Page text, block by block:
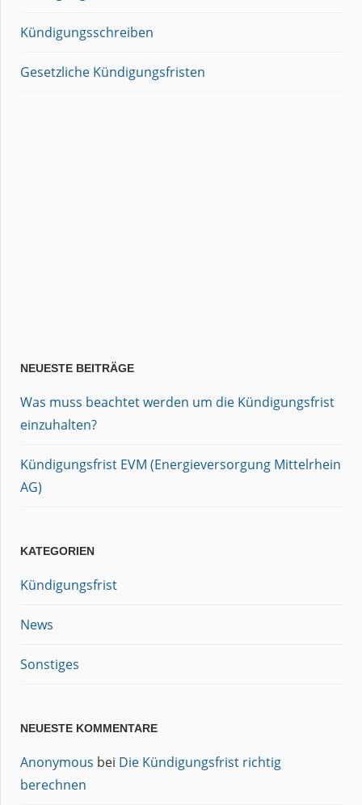
Kündigungsschreiben
Gesetzliche Kündigungsfristen
NEUESTE BEITRÄGE
Was muss beachtet werden um die Kündigungsfrist
einzuhalten?
Kündigungsfrist EVM (Energieversorgung Mittelrhein
AG)
KATEGORIEN
Kündigungsfrist
News
Sonstiges
NEUESTE KOMMENTARE
Anonymous bei Die Kündigungsfrist richtig
berechnen